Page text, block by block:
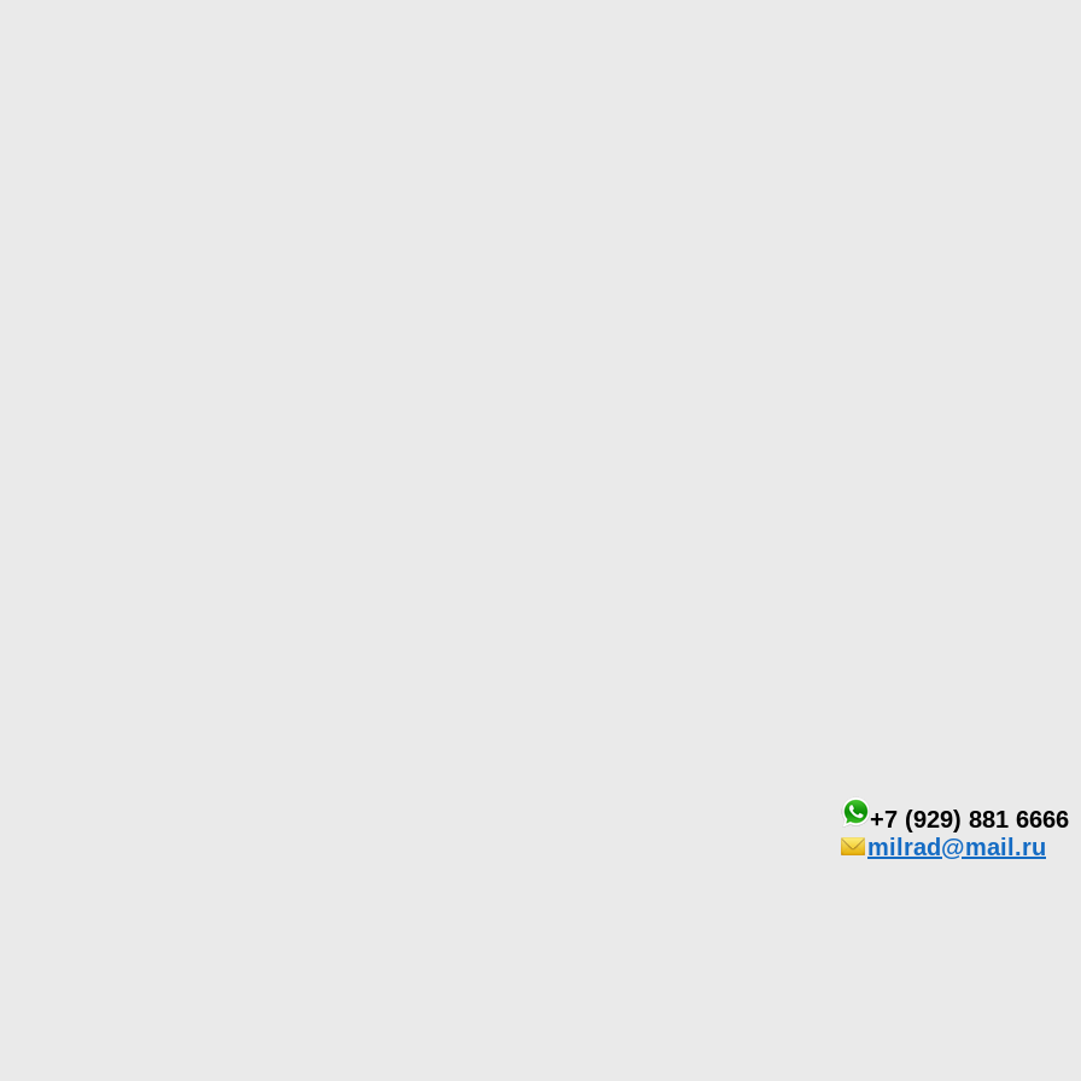
+7 (929) 881 6666
milrad@mail.ru